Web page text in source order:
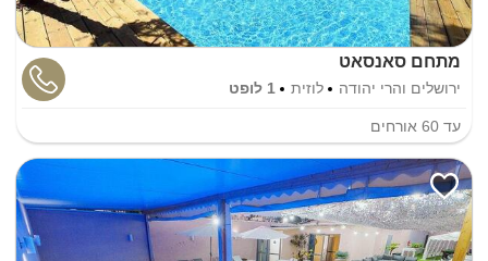
מתחם סאנסאט
ירושלים והרי יהודה לוזית 1 לופט
עד 60 אורחים